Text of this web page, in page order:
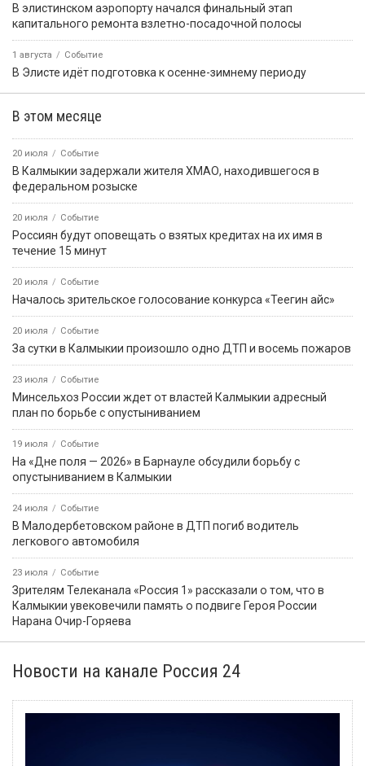
В элистинском аэропорту начался финальный этап
капитального ремонта взлетно-посадочной полосы
1 августа Событие
В Элисте идёт подготовка к осенне-зимнему периоду
В этом месяце
20 июля Событие
В Калмыкии задержали жителя ХМАО, находившегося в
федеральном розыске
20 июля Событие
Россиян будут оповещать о взятых кредитах на их имя в
течение 15 минут
20 июля Событие
Началось зрительское голосование конкурса «Теегин айс»
20 июля Событие
За сутки в Калмыкии произошло одно ДТП и восемь пожаров
23 июля Событие
Минсельхоз России ждет от властей Калмыкии адресный
план по борьбе с опустыниванием
19 июля Событие
На «Дне поля — 2026» в Барнауле обсудили борьбу с
опустыниванием в Калмыкии
24 июля Событие
В Малодербетовском районе в ДТП погиб водитель
легкового автомобиля
23 июля Событие
Зрителям Телеканала «Россия 1» рассказали о том, что в
Калмыкии увековечили память о подвиге Героя России
Нарана Очир-Горяева
Новости на канале Россия 24